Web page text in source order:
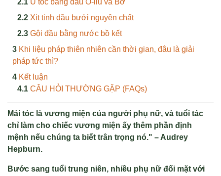
Ủ tóc bằng dầu Ô-liu và Bơ
Xịt tinh dầu bưởi nguyên chất
Gội đầu bằng nước bồ kết
Khi liệu pháp thiên nhiên cần thời gian, đâu là giải
pháp tức thì?
Kết luận
CÂU HỎI THƯỜNG GẶP (FAQs)
Mái tóc là vương miện của người phụ nữ, và tuổi tác
chỉ làm cho chiếc vương miện ấy thêm phần định
mệnh nếu chúng ta biết trân trọng nó." – Audrey
Hepburn.
Bước sang tuổi trung niên, nhiều phụ nữ đối mặt với